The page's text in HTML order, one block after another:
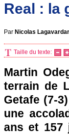
Real : la
Par Nicolas
Taille du texte:
Martin
terrain de
Getafe (7-
une
ans et 157